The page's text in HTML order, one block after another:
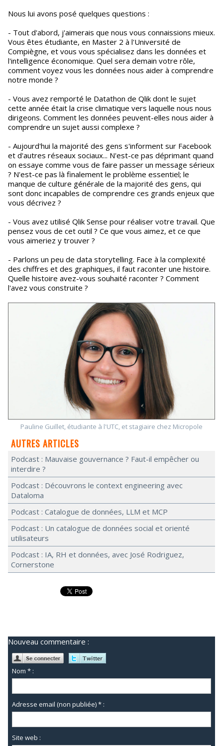
Nous lui avons posé quelques questions :
- Tout d'abord, j'aimerais que nous vous connaissions mieux.
Vous êtes étudiante, en Master 2 à l'Université de
Compiègne, et vous vous spécialisez dans les données et
l'intelligence économique. Quel sera demain votre rôle,
comment voyez vous les données nous aider à comprendre
notre monde ?
- Vous avez remporté le Datathon de Qlik dont le sujet
cette année était la crise climatique vers laquelle nous nous
dirigeons. Comment les données peuvent-elles nous aider à
comprendre un sujet aussi complexe ?
- Aujourd'hui la majorité des gens s'informent sur Facebook
et d'autres réseaux sociaux... N'est-ce pas déprimant quand
on essaye comme vous de faire passer un message sérieux
? N'est-ce pas là finalement le problème essentiel; le
manque de culture générale de la majorité des gens, qui
sont donc incapables de comprendre ces grands enjeux que
vous décrivez ?
- Vous avez utilisé Qlik Sense pour réaliser votre travail. Que
pensez vous de cet outil ? Ce que vous aimez, et ce que
vous aimeriez y trouver ?
- Parlons un peu de data storytelling. Face à la complexité
des chiffres et des graphiques, il faut raconter une histoire.
Quelle histoire avez-vous souhaité raconter ? Comment
l'avez vous construite ?
Pauline Guillet, étudiante à l'UTC, et stagiaire chez Micropole
AUTRES ARTICLES
Podcast : Mauvaise gouvernance ? Faut-il empêcher ou
interdire ?
Podcast : Découvrons le context engineering avec
Dataloma
Podcast : Catalogue de données, LLM et MCP
Podcast : Un catalogue de données social et orienté
utilisateurs
Podcast : IA, RH et données, avec José Rodriguez,
Cornerstone
Nouveau commentaire :
Nom * :
Adresse email (non publiée) * :
Site web :